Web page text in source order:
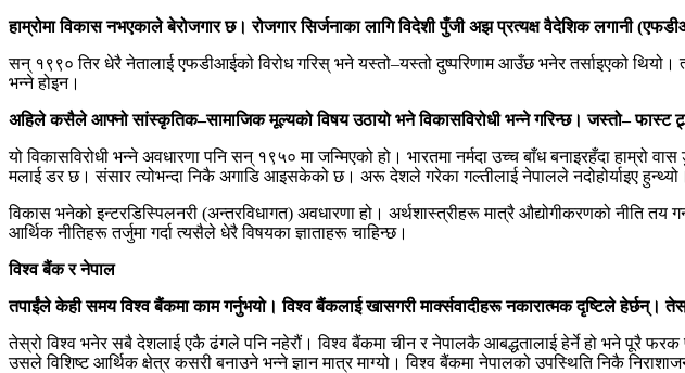
हाम्रोमा विकास नभएकाले बेरोजगार छ। रोजगार सिर्जनाका लागि विदेशी पुँजी अझ प्रत्यक्ष वैदेशिक लगानी
सन् १९९० तिर धेरै नेतालाई एफडीआईको विरोध गरिस् भने यस्तो–यस्तो दुष्परिणाम आउँछ भनेर तर्साइएको
भन्ने होइन।
अहिले कसैले आफ्नो सांस्कृतिक–सामाजिक मूल्यको विषय उठायो भने विकासविरोधी भन्ने गरिन्छ। जस्तो– फास्ट
यो विकासविरोधी भन्ने अवधारणा पनि सन् १९५० मा जन्मिएको हो। भारतमा नर्मदा उच्च बाँध बनाइरहँदा हाम्रो
मलाई डर छ। संसार त्योभन्दा निकै अगाडि आइसकेको छ। अरू देशले गरेका गल्तीलाई नेपालले नदोहोर्याइए
विकास भनेको इन्टरडिस्पिलनरी (अन्तरविधागत) अवधारणा हो। अर्थशास्त्रीहरू मात्रै औद्योगीकरणको नीति तय
आर्थिक नीतिहरू तर्जुमा गर्दा त्यसैले धेरै विषयका ज्ञाताहरू चाहिन्छ।
विश्व बैंक र नेपाल
तपाईंले केही समय विश्व बैंकमा काम गर्नुभयो। विश्व बैंकलाई खासगरी मार्क्सवादीहरू नकारात्मक दृष्टिले हेर्छन्।
तेस्रो विश्व भनेर सबै देशलाई एकै ढंगले पनि नहेरौं। विश्व बैंकमा चीन र नेपालकै आबद्धतालाई हेर्ने हो भने पूरै
उसले विशिष्ट आर्थिक क्षेत्र कसरी बनाउने भन्ने ज्ञान मात्र माग्यो। विश्व बैंकमा नेपालको उपस्थिति निकै